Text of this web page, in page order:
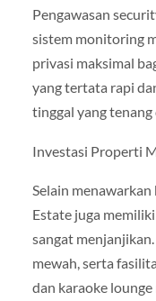
Pengawasan
sistem monitoring
privasi maksimal
yang tertata rapi
tinggal yang
Investasi Properti
Selain
Estate juga
sangat
mewah, serta
dan karaoke